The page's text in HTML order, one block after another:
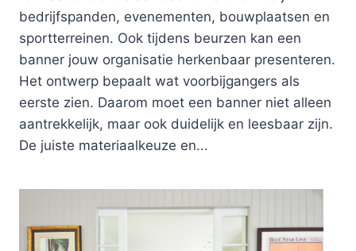
bedrijfspanden, evenementen, bouwplaatsen en
sportterreinen. Ook tijdens beurzen kan een
banner jouw organisatie herkenbaar presenteren.
Het ontwerp bepaalt wat voorbijgangers als
eerste zien. Daarom moet een banner niet alleen
aantrekkelijk, maar ook duidelijk en leesbaar zijn.
De juiste materiaalkeuze en...